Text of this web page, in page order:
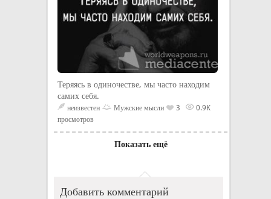
Теряясь в одиночестве, мы часто находим
самих себя.
неизвестен Мужские мысли 3
0.9K
просмотров
Показать ещё
Добавить комментарий